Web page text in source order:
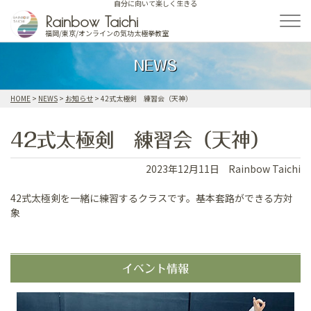
content
自分に向いて楽しく生きる
Rainbow Taichi
福岡/東京/オンラインの気功太極拳教室
NEWS
HOME > NEWS > お知らせ > 42式太極剣 練習会（天神）
42式太極剣 練習会（天神）
2023年12月11日 Rainbow Taichi
42式太極剣を一緒に練習するクラスです。基本套路ができる方対
象
イベント情報